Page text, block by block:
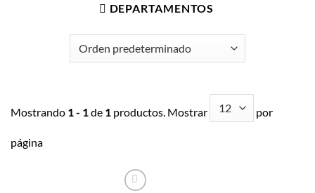
DEPARTAMENTOS
Mostrando 1 - 1 de 1 productos. Mostrar por
página